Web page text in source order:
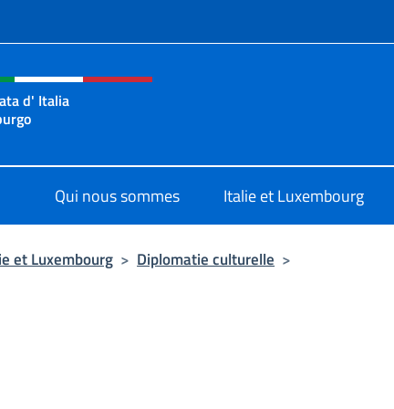
et en-tête de menu
d' Italia
Qui nous sommes Italie et Luxembourg
et Luxembourg > Diplomatie culturelle >